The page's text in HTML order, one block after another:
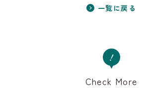
一覧に戻る
Check More